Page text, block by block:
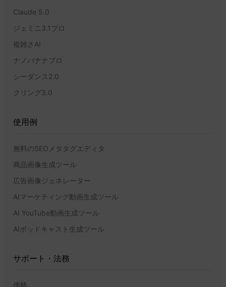
Claude 5.0
ジェミニ3.1プロ
複雑さAI
ナノバナナプロ
シーダンス2.0
クリング3.0
使用例
無料のSEOメタタグエディタ
商品画像生成ツール
広告画像ジェネレーター
AIマーケティング動画生成ツール
AI YouTube動画生成ツール
AIポッドキャスト生成ツール
サポート・法務
価格